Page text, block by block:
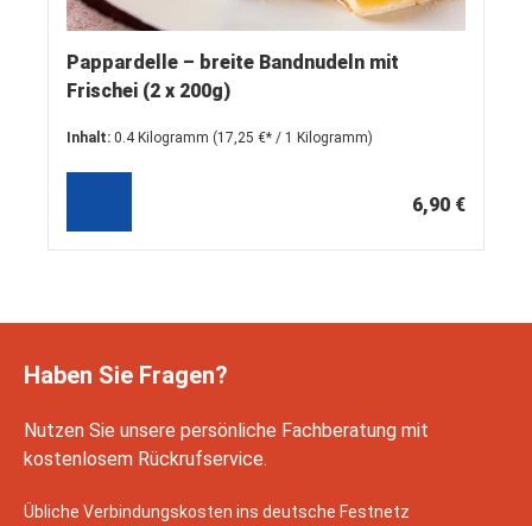
Pappardelle – breite Bandnudeln mit
Frischei (2 x 200g)
Inhalt: 0.4 Kilogramm (17,25 €* / 1 Kilogramm)
6,90 €
Haben Sie Fragen?
Nutzen Sie unsere persönliche Fachberatung mit
kostenlosem Rückrufservice.
Übliche Verbindungskosten ins deutsche Festnetz